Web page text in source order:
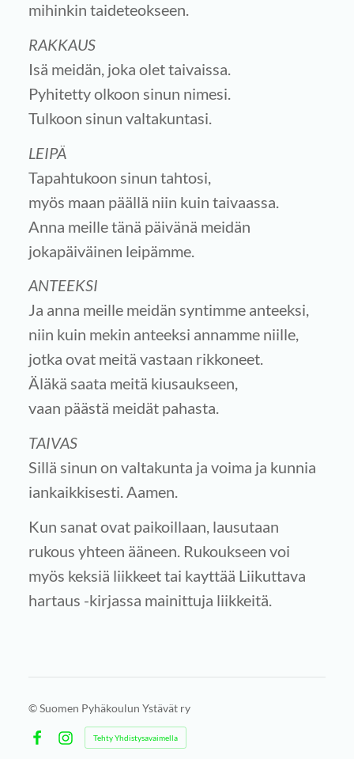
mihinkin taideteokseen.
RAKKAUS
Isä meidän, joka olet taivaissa.
Pyhitetty olkoon sinun nimesi.
Tulkoon sinun valtakuntasi.
LEIPÄ
Tapahtukoon sinun tahtosi,
myös maan päällä niin kuin taivaassa.
Anna meille tänä päivänä meidän
jokapäiväinen leipämme.
ANTEEKSI
Ja anna meille meidän syntimme anteeksi,
niin kuin mekin anteeksi annamme niille,
jotka ovat meitä vastaan rikkoneet.
Äläkä saata meitä kiusaukseen,
vaan päästä meidät pahasta.
TAIVAS
Sillä sinun on valtakunta ja voima ja kunnia
iankaikkisesti. Aamen.
Kun sanat ovat paikoillaan, lausutaan
rukous yhteen ääneen. Rukoukseen voi
myös keksiä liikkeet tai kayttää Liikuttava
hartaus -kirjassa mainittuja liikkeitä.
©Suomen Pyhäkoulun Ystävät ry
Instagram
Tehty Yhdistysavaimella